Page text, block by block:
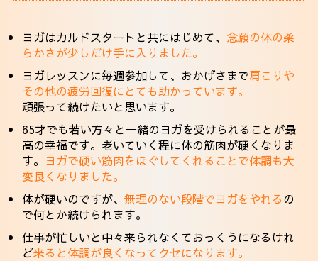
ヨガはカルドスタートと共にはじめて、 念願の体の柔
らかさが少しだけ手に入りました。
ヨガレッスンに毎週参加して、おかげさまで肩こりや
その他の疲労回復にとても助かっています。
頑張って続けたいと思います。
65才でも若い方々と一緒のヨガを受けられることが最
高の幸福です。老いていく程に体の筋肉が硬くなりま
す。 ヨガで硬い筋肉をほぐしてくれることで体調も大
変良くなりました。
体が硬いのですが、無理のない段階でヨガをやれるの
で何とか続けられます。
仕事が忙しいと中々来られなくておっくうになるけれ
ど来ると体調が良くなってクセになります。